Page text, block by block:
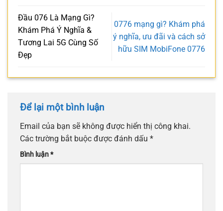
Đầu 076 Là Mạng Gì?
Khám Phá Ý Nghĩa &
Tương Lai 5G Cùng Số
Đẹp
0776 mạng gì? Khám phá
ý nghĩa, ưu đãi và cách sở
hữu SIM MobiFone 0776
Để lại một bình luận
Email của bạn sẽ không được hiển thị công khai.
Các trường bắt buộc được đánh dấu *
Bình luận*